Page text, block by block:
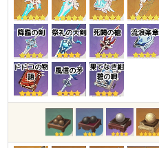
降臨の剣 祭礼の大剣 死闘の槍 流浪楽章
ドドコの物
語
風信の矛
果てなき紺
碧の唄